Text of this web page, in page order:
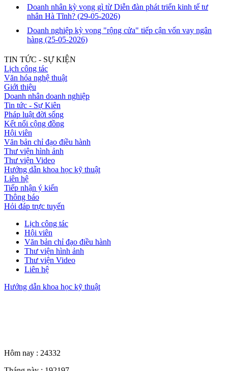
Doanh nhân kỳ vọng gì từ Diễn đàn phát triển kinh tế tư
nhân Hà Tĩnh? (29-05-2026)
Doanh nghiệp kỳ vọng "rộng cửa" tiếp cận vốn vay ngân
hàng (25-05-2026)
TIN TỨC - SỰ KIỆN
Lịch công tác
Văn hóa nghệ thuật
Giới thiệu
Doanh nhân doanh nghiệp
Tin tức - Sự Kiên
Pháp luật đời sống
Kết nối cộng đồng
Hội viên
Văn bản chỉ đạo điều hành
Thư viện hình ảnh
Thư viện Video
Hướng dẫn khoa học kỹ thuật
Liên hệ
Tiếp nhận ý kiến
Thông báo
Hỏi đáp trực tuyến
Lịch công tác
Hội viên
Văn bản chỉ đạo điều hành
Thư viện hình ảnh
Thư viện Video
Liên hệ
Hướng dẫn khoa học kỹ thuật
Hôm nay : 24332